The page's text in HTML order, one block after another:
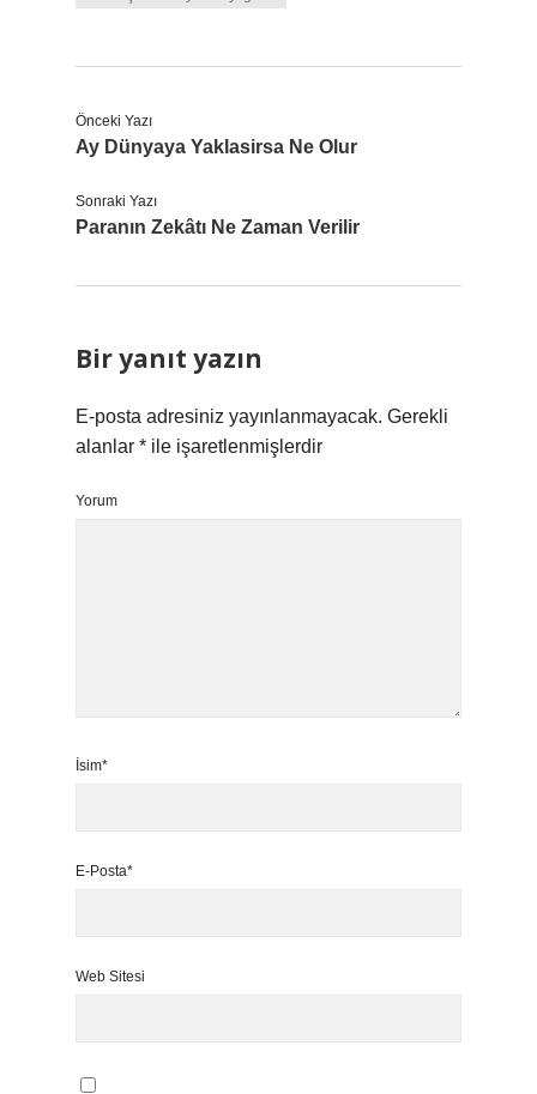
Önceki Yazı
Ay Dünyaya Yaklasirsa Ne Olur
Sonraki Yazı
Paranın Zekâtı Ne Zaman Verilir
Bir yanıt yazın
E-posta adresiniz yayınlanmayacak. Gerekli
alanlar * ile işaretlenmişlerdir
Yorum
İsim*
E-Posta*
Web Sitesi